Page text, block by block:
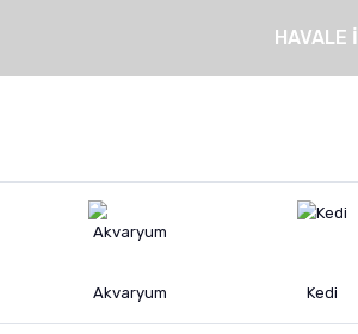
HAVALE
Akvaryum Kedi